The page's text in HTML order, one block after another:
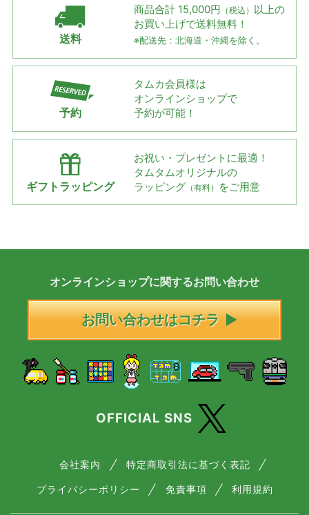
送料
商品合計 15,000円 （税込） 以上の
お買い上げで送料無料！
※配送先：北海道・沖縄を除く。
予約
タムカ会員様は
オンラインショップで
予約が可能！
ギフトラッピング
お祝い・プレゼントに最適！
タムタムオリジナルの
ラッピング （有料） をご用意
オンラインショップに関するお問い合わせ
お問い合わせはコチラ
OFFICIAL SNS
会社案内 特定商取引法に基づく表記
プライバシーポリシー 免責事項 利用規約